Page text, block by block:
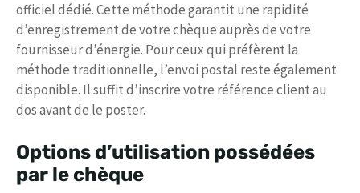
officiel dédié. Cette méthode garantit une rapidité
d’enregistrement de votre chèque auprès de votre
fournisseur d’énergie. Pour ceux qui préfèrent la
méthode traditionnelle, l’envoi postal reste également
disponible. Il suffit d’inscrire votre référence client au
dos avant de le poster.
Options d’utilisation possédées
par le chèque